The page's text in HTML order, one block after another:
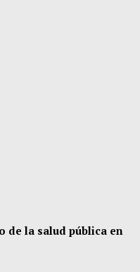
de la salud pública en